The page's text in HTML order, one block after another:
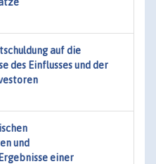
auf die
des Einflusses und der
und
einer